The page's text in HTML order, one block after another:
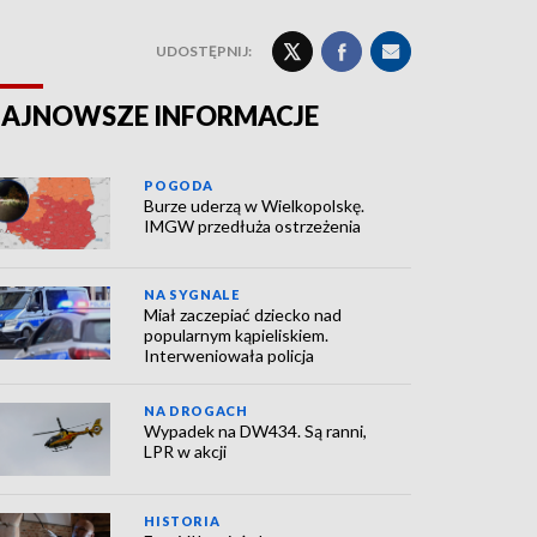
UDOSTĘPNIJ:
INFORMACJE
POGODA
Burze uderzą w Wielkopolskę.
IMGW przedłuża ostrzeżenia
NA SYGNALE
Miał zaczepiać dziecko nad
popularnym kąpieliskiem.
Interweniowała policja
NA DROGACH
Wypadek na DW434. Są ranni,
LPR w akcji
HISTORIA